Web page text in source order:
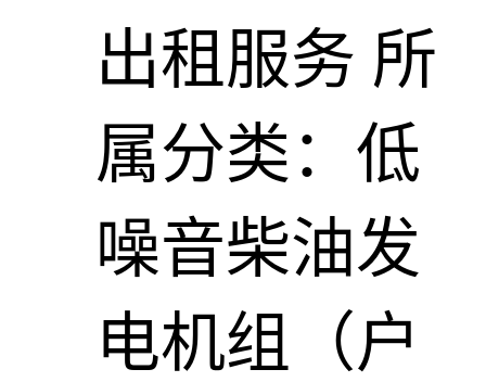
出租服务 所
属分类：低
噪音柴油发
电机组（户